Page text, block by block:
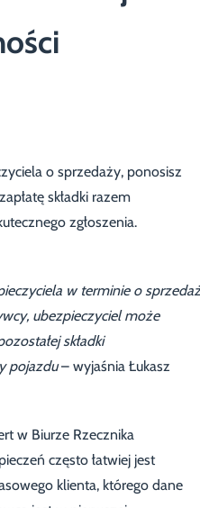
o sprzedaży, ponosisz
składki razem
zgłoszenia.
w terminie o
ubezpieczyciel może
składki
pojazdu– wyjaśnia Łukasz
w Biurze Rzecznika
często łatwiej jest
klienta, którego dane